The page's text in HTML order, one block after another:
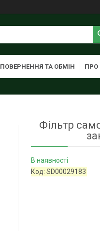
ПОВЕРНЕННЯ ТА ОБМІН ПРО
Фільтр
В наявності
Код:SD00029183